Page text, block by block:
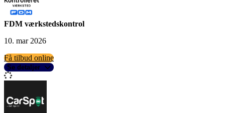
FDM værkstedskontrol
10. mar 2026
Få tilbud online
Se detaljer